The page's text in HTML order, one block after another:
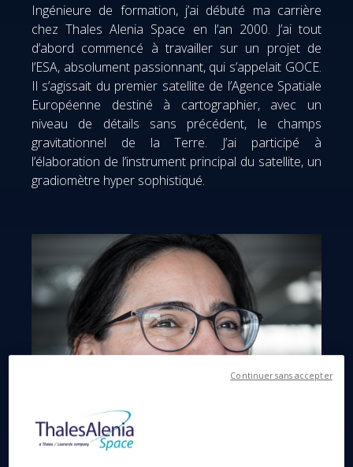
Ingénieure de formation, j’ai débuté ma carrière
chez Thales Alenia Space en l’an 2000. J’ai tout
d’abord commencé à travailler sur un projet de
l’ESA, absolument passionnant, qui s’appelait GOCE.
Il s’agissait du premier satellite de l’Agence Spatiale
Européenne destiné à cartographier, avec un
niveau de détails sans précédent, le champs
gravitationnel de la Terre. J’ai participé à
l’élaboration de l’instrument principal du satellite, un
gradiomètre hyper sophistiqué.
Continuer sans accepter